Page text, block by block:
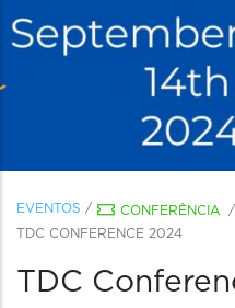
EVENTOS / CONFERÊNCIA /
TDC CONFERENCE 2024
TDC